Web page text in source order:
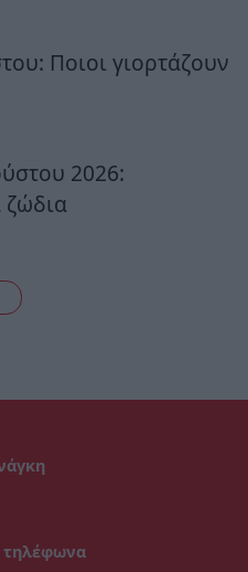
Ποιοι γιορτάζουν
2026:
ζώδια
τηλέφωνα